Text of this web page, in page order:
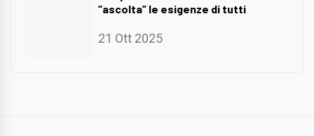
“ascolta” le esigenze di tutti
21 Ott 2025